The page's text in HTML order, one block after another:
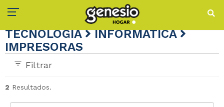
TECNOLOGÍA INFORMÁTICA
IMPRESORAS
Filtrar
2 Resultados.